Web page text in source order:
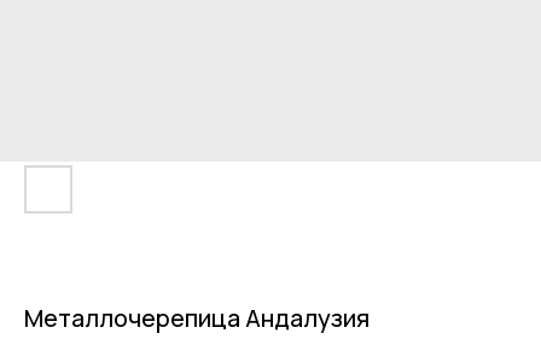
Металлочерепица Андалузия